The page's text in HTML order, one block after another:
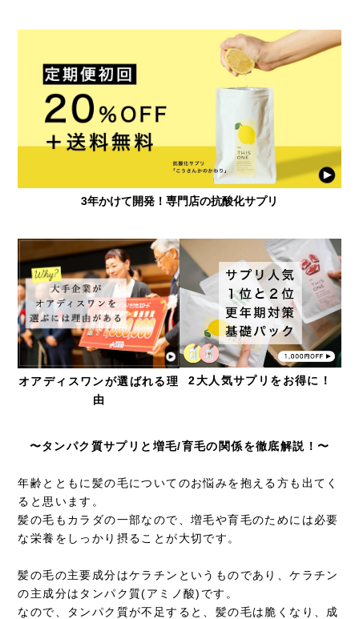
3年かけて開発！専門店の抗酸化サプリ
オアディスワンが選ばれる理
由
2大人気サプリをお得に！
〜タンパク質サプリと増毛/育毛の関係を徹底解説！〜
年齢とともに髪の毛についてのお悩みを抱える方も出てく
ると思います。
髪の毛もカラダの一部なので、増毛や育毛のためには必要
な栄養をしっかり摂ることが大切です。
髪の毛の主要成分はケラチンというものであり、ケラチン
の主成分はタンパク質(アミノ酸)です。
なので、タンパク質が不足すると、髪の毛は脆くなり、成